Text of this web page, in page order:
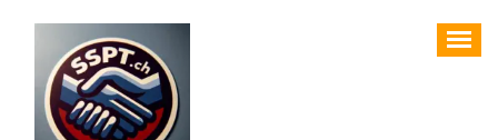
contenu